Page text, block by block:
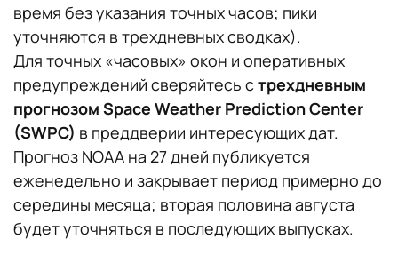
время без указания точных часов; пики
уточняются в трехдневных сводках).
Для точных «часовых» окон и оперативных
предупреждений сверяйтесь стрехдневным
прогнозом Space Weather Prediction Center
(SWPC) в преддверии интересующих дат.
Прогноз NOAA на 27 дней публикуется
еженедельно и закрывает период примерно до
середины месяца; вторая половина августа
будет уточняться в последующих выпусках.